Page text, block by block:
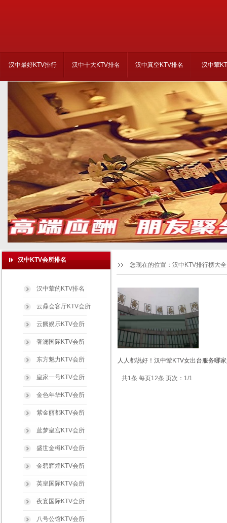
汉中最好KTV排行 汉中十大KTV排名 汉中真空KTV排名 汉中荤
人人都说好！汉中荤KTV女出台服务哪
共1条 每页12条 页次：1/1
您现在的位置： 汉中KTV排行榜大全
汉中KTV会所排名
汉中荤的KTV排名
云鼎会客厅KTV会所
云阙娱乐KTV会所
奢澜国际KTV会所
东方魅力KTV会所
皇家一号KTV会所
金色年华KTV会所
紫金丽都KTV会所
蓝梦皇宫KTV会所
盛世金樽KTV会所
金碧辉煌KTV会所
英皇国际KTV会所
夜宴国际KTV会所
八号公馆KTV会所